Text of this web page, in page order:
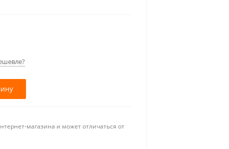
магазина и может отличаться от